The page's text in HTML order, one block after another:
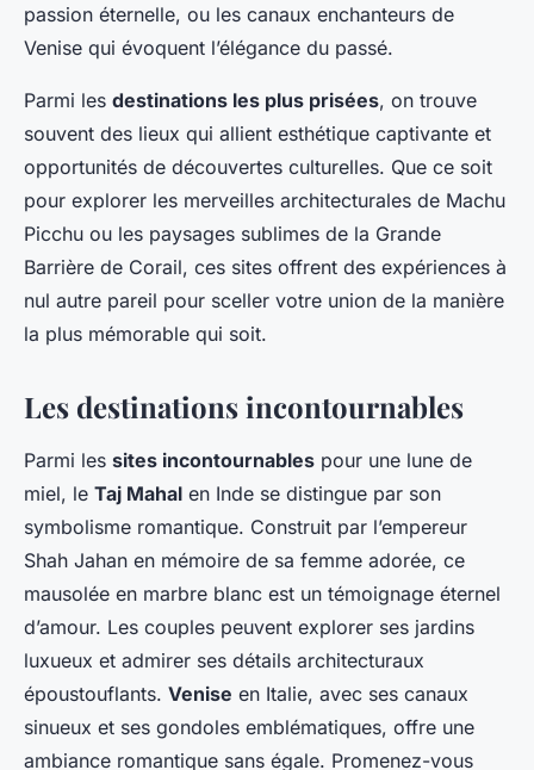
passion éternelle, ou les canaux enchanteurs de
Venise qui évoquent l’élégance du passé.
Parmi les destinations les plus prisées, on trouve
souvent des lieux qui allient esthétique captivante et
opportunités de découvertes culturelles. Que ce soit
pour explorer les merveilles architecturales de Machu
Picchu ou les paysages sublimes de la Grande
Barrière de Corail, ces sites offrent des expériences à
nul autre pareil pour sceller votre union de la manière
la plus mémorable qui soit.
Les destinations incontournables
Parmi les sites incontournables pour une lune de
miel, le Taj Mahal en Inde se distingue par son
symbolisme romantique. Construit par l’empereur
Shah Jahan en mémoire de sa femme adorée, ce
mausolée en marbre blanc est un témoignage éternel
d’amour. Les couples peuvent explorer ses jardins
luxueux et admirer ses détails architecturaux
époustouflants. Venise en Italie, avec ses canaux
sinueux et ses gondoles emblématiques, offre une
ambiance romantique sans égale. Promenez-vous